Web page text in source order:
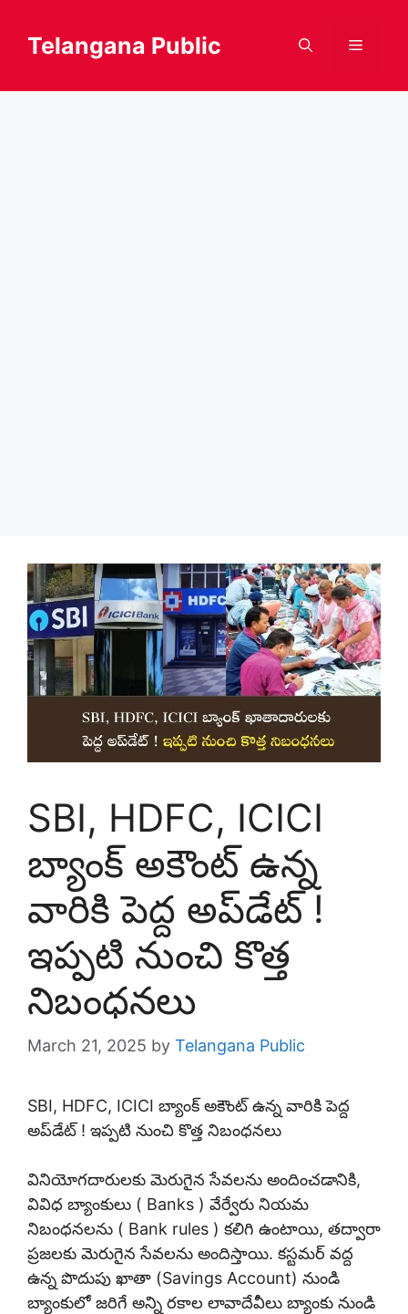
content
Telangana Public Menu
SBI, HDFC, ICICI
బ్యాంక్ అకౌంట్ ఉన్న
వారికి పెద్ద అప్‌డేట్ !
ఇప్పటి నుంచి కొత్త
నిబంధనలు
March 21, 2025 by Telangana Public
SBI, HDFC, ICICI బ్యాంక్ అకౌంట్ ఉన్న వారికి పెద్ద
అప్‌డేట్ ! ఇప్పటి నుంచి కొత్త నిబంధనలు
వినియోగదారులకు మెరుగైన సేవలను అందించడానికి,
వివిధ బ్యాంకులు ( Banks ) వేర్వేరు నియమ
నిబంధనలను ( Bank rules ) కలిగి ఉంటాయి, తద్వారా
ప్రజలకు మెరుగైన సేవలను అందిస్తాయి. కస్టమర్ వద్ద
ఉన్న పొదుపు ఖాతా (Savings Account) నుండి
బ్యాంకులో జరిగే అన్ని రకాల లావాదేవీలు బ్యాంకు నుండి